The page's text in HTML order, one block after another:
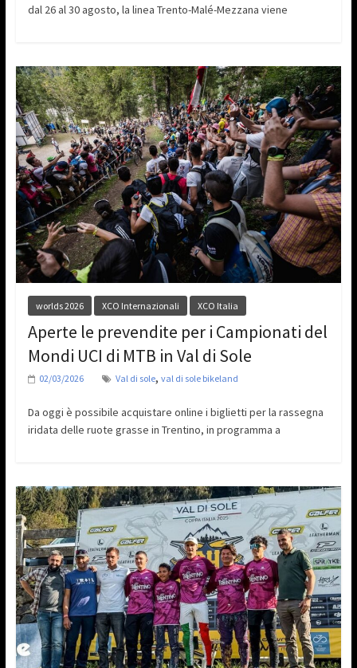
dal 26 al 30 agosto, la linea Trento-Malé-Mezzana viene
worlds 2026 XCO Internazionali XCO Italia
Aperte le prevendite per i Campionati del
Mondi UCI di MTB in Val di Sole
02/03/2026 Val di sole, val di sole bikeland
Da oggi è possibile acquistare online i biglietti per la rassegna
iridata delle ruote grasse in Trentino, in programma a